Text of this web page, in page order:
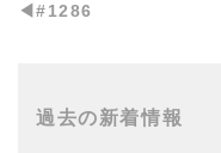
◀︎#1286
過去の新着情報